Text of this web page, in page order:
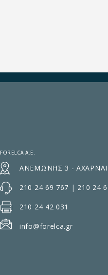
FORELCA A.E.
ΑΝΕΜΩΝΗΣ 3 - ΑΧΑΡΝΑΙ
210 24 69 767 | 210 24
210 24 42 031
info@forelca.gr